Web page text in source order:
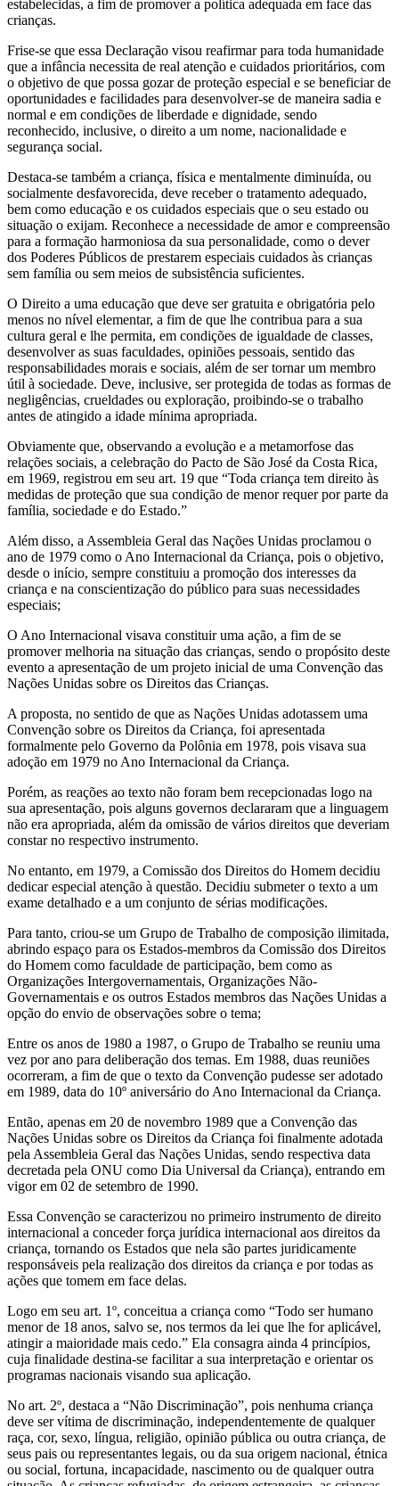
estabelecidas, a fim de promover a política adequada em face das
crianças.
Frise-se que essa Declaração visou reafirmar para toda humanidade
que a infância necessita de real atenção e cuidados prioritários, com
o objetivo de que possa gozar de proteção especial e se beneficiar de
oportunidades e facilidades para desenvolver-se de maneira sadia e
normal e em condições de liberdade e dignidade, sendo
reconhecido, inclusive, o direito a um nome, nacionalidade e
segurança social.
Destaca-se também a criança, física e mentalmente diminuída, ou
socialmente desfavorecida, deve receber o tratamento adequado,
bem como educação e os cuidados especiais que o seu estado ou
situação o exijam. Reconhece a necessidade de amor e compreensão
para a formação harmoniosa da sua personalidade, como o dever
dos Poderes Públicos de prestarem especiais cuidados às crianças
sem família ou sem meios de subsistência suficientes.
O Direito a uma educação que deve ser gratuita e obrigatória pelo
menos no nível elementar, a fim de que lhe contribua para a sua
cultura geral e lhe permita, em condições de igualdade de classes,
desenvolver as suas faculdades, opiniões pessoais, sentido das
responsabilidades morais e sociais, além de ser tornar um membro
útil à sociedade. Deve, inclusive, ser protegida de todas as formas de
negligências, crueldades ou exploração, proibindo-se o trabalho
antes de atingido a idade mínima apropriada.
Obviamente que, observando a evolução e a metamorfose das
relações sociais, a celebração do Pacto de São José da Costa Rica,
em 1969, registrou em seu art. 19 que “Toda criança tem direito às
medidas de proteção que sua condição de menor requer por parte da
família, sociedade e do Estado.”
Além disso, a Assembleia Geral das Nações Unidas proclamou o
ano de 1979 como o Ano Internacional da Criança, pois o objetivo,
desde o início, sempre constituiu a promoção dos interesses da
criança e na conscientização do público para suas necessidades
especiais;
O Ano Internacional visava constituir uma ação, a fim de se
promover melhoria na situação das crianças, sendo o propósito deste
evento a apresentação de um projeto inicial de uma Convenção das
Nações Unidas sobre os Direitos das Crianças.
A proposta, no sentido de que as Nações Unidas adotassem uma
Convenção sobre os Direitos da Criança, foi apresentada
formalmente pelo Governo da Polônia em 1978, pois visava sua
adoção em 1979 no Ano Internacional da Criança.
Porém, as reações ao texto não foram bem recepcionadas logo na
sua apresentação, pois alguns governos declararam que a linguagem
não era apropriada, além da omissão de vários direitos que deveriam
constar no respectivo instrumento.
No entanto, em 1979, a Comissão dos Direitos do Homem decidiu
dedicar especial atenção à questão. Decidiu submeter o texto a um
exame detalhado e a um conjunto de sérias modificações.
Para tanto, criou-se um Grupo de Trabalho de composição ilimitada,
abrindo espaço para os Estados-membros da Comissão dos Direitos
do Homem como faculdade de participação, bem como as
Organizações Intergovernamentais, Organizações Não-
Governamentais e os outros Estados membros das Nações Unidas a
opção do envio de observações sobre o tema;
Entre os anos de 1980 a 1987, o Grupo de Trabalho se reuniu uma
vez por ano para deliberação dos temas. Em 1988, duas reuniões
ocorreram, a fim de que o texto da Convenção pudesse ser adotado
em 1989, data do 10º aniversário do Ano Internacional da Criança.
Então, apenas em 20 de novembro 1989 que a Convenção das
Nações Unidas sobre os Direitos da Criança foi finalmente adotada
pela Assembleia Geral das Nações Unidas, sendo respectiva data
decretada pela ONU como Dia Universal da Criança), entrando em
vigor em 02 de setembro de 1990.
Essa Convenção se caracterizou no primeiro instrumento de direito
internacional a conceder força jurídica internacional aos direitos da
criança, tornando os Estados que nela são partes juridicamente
responsáveis pela realização dos direitos da criança e por todas as
ações que tomem em face delas.
Logo em seu art. 1º, conceitua a criança como “Todo ser humano
menor de 18 anos, salvo se, nos termos da lei que lhe for aplicável,
atingir a maioridade mais cedo.” Ela consagra ainda 4 princípios,
cuja finalidade destina-se facilitar a sua interpretação e orientar os
programas nacionais visando sua aplicação.
No art. 2º, destaca a “Não Discriminação”, pois nenhuma criança
deve ser vítima de discriminação, independentemente de qualquer
raça, cor, sexo, língua, religião, opinião pública ou outra criança, de
seus pais ou representantes legais, ou da sua origem nacional, étnica
ou social, fortuna, incapacidade, nascimento ou de qualquer outra